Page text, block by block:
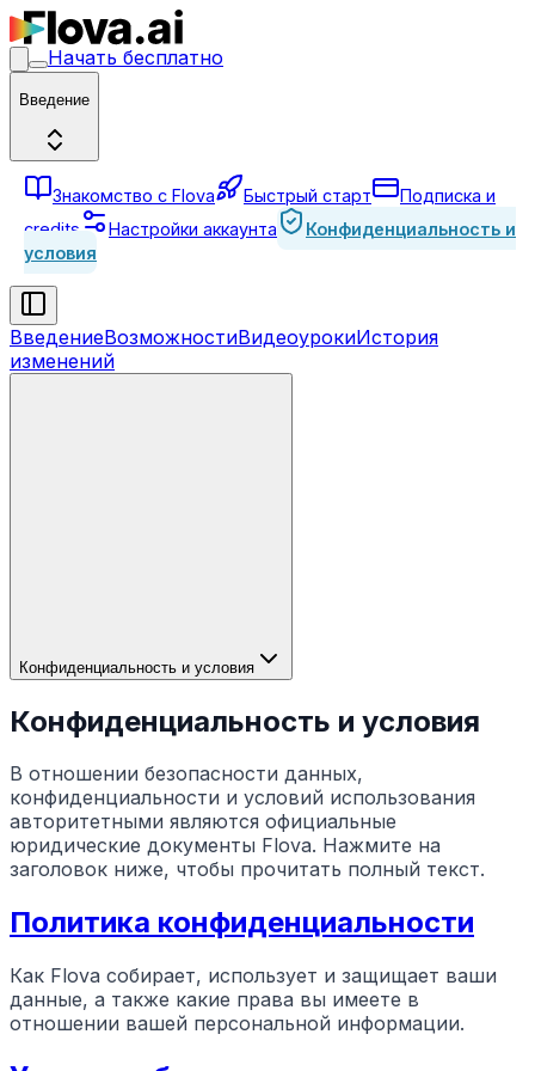
Начать бесплатно
Введение
Знакомство с Flova Быстрый старт
Подписка и
credits
Настройки аккаунта
Конфиденциальность и
условия
ВведениеВозможностиВидеоурокиИстория
изменений
Конфиденциальность и условия
Конфиденциальность и условия
В отношении безопасности данных,
конфиденциальности и условий использования
авторитетными являются официальные
юридические документы Flova. Нажмите на
заголовок ниже, чтобы прочитать полный текст.
Политика конфиденциальности
Как Flova собирает, использует и защищает ваши
данные, а также какие права вы имеете в
отношении вашей персональной информации.